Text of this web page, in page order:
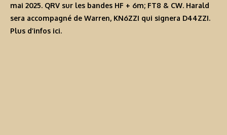
mai 2025. QRV sur les bandes HF + 6m; FT8 & CW. Harald
sera accompagné de Warren, KN6ZZI qui signera D44ZZI.
Plus d’infos ici.